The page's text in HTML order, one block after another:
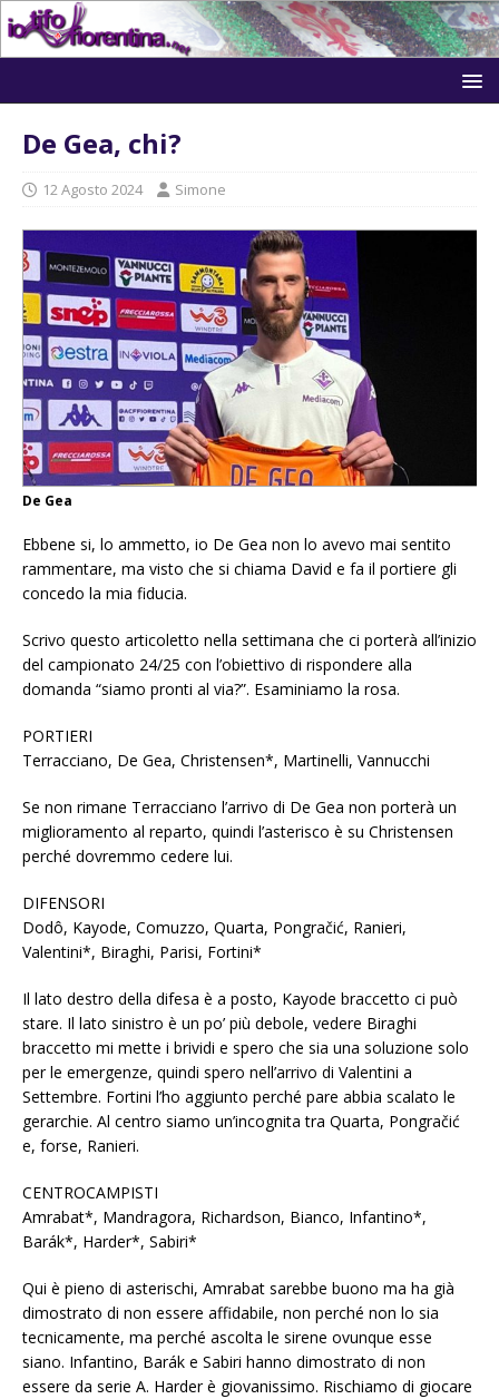
De Gea, chi?
12 Agosto 2024 Simone
De Gea
Ebbene si, lo ammetto, io De Gea non lo avevo mai sentito
rammentare, ma visto che si chiama David e fa il portiere gli
concedo la mia fiducia.
Scrivo questo articoletto nella settimana che ci porterà all’inizio
del campionato 24/25 con l’obiettivo di rispondere alla
domanda “siamo pronti al via?”. Esaminiamo la rosa.
PORTIERI
Terracciano, De Gea, Christensen*, Martinelli, Vannucchi
Se non rimane Terracciano l’arrivo di De Gea non porterà un
miglioramento al reparto, quindi l’asterisco è su Christensen
perché dovremmo cedere lui.
DIFENSORI
Dodô, Kayode, Comuzzo, Quarta, Pongračić, Ranieri,
Valentini*, Biraghi, Parisi, Fortini*
Il lato destro della difesa è a posto, Kayode braccetto ci può
stare. Il lato sinistro è un po’ più debole, vedere Biraghi
braccetto mi mette i brividi e spero che sia una soluzione solo
per le emergenze, quindi spero nell’arrivo di Valentini a
Settembre. Fortini l’ho aggiunto perché pare abbia scalato le
gerarchie. Al centro siamo un’incognita tra Quarta, Pongračić
e, forse, Ranieri.
CENTROCAMPISTI
Amrabat*, Mandragora, Richardson, Bianco, Infantino*,
Barák*, Harder*, Sabiri*
Qui è pieno di asterischi, Amrabat sarebbe buono ma ha già
dimostrato di non essere affidabile, non perché non lo sia
tecnicamente, ma perché ascolta le sirene ovunque esse
siano. Infantino, Barák e Sabiri hanno dimostrato di non
essere da serie A. Harder è giovanissimo. Rischiamo di giocare